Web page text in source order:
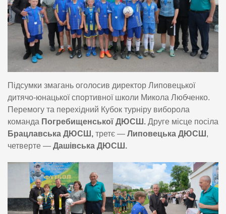
Підсумки змагань оголосив директор Липовецької
дитячо-юнацької спортивної школи Микола Любченко.
Перемогу та перехідний Кубок турніру виборола
команда Погребищенської ДЮСШ. Друге місце посіла
Брацлавська ДЮСШ, третє — Липовецька ДЮСШ ,
четверте — Дашівська ДЮСШ.